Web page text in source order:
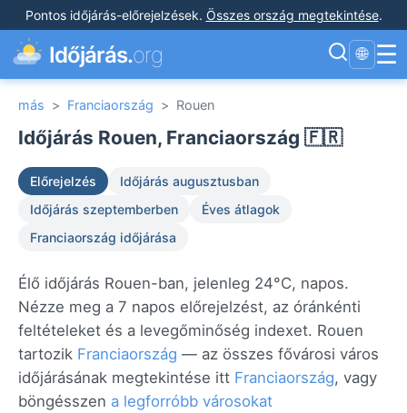
Pontos időjárás-előrejelzések. Összes ország megtekintése.
Időjárás.org 🌐 ☰
más > Franciaország > Rouen
Időjárás Rouen, Franciaország 🇫🇷
Előrejelzés
Időjárás augusztusban
Időjárás szeptemberben
Éves átlagok
Franciaország időjárása
Élő időjárás Rouen-ban, jelenleg 24°C, napos.
Nézze meg a 7 napos előrejelzést, az óránkénti
feltételeket és a levegőminőség indexet. Rouen
tartozik Franciaország — az összes fővárosi város
időjárásának megtekintése itt Franciaország, vagy
böngésszen a legforróbb városokat